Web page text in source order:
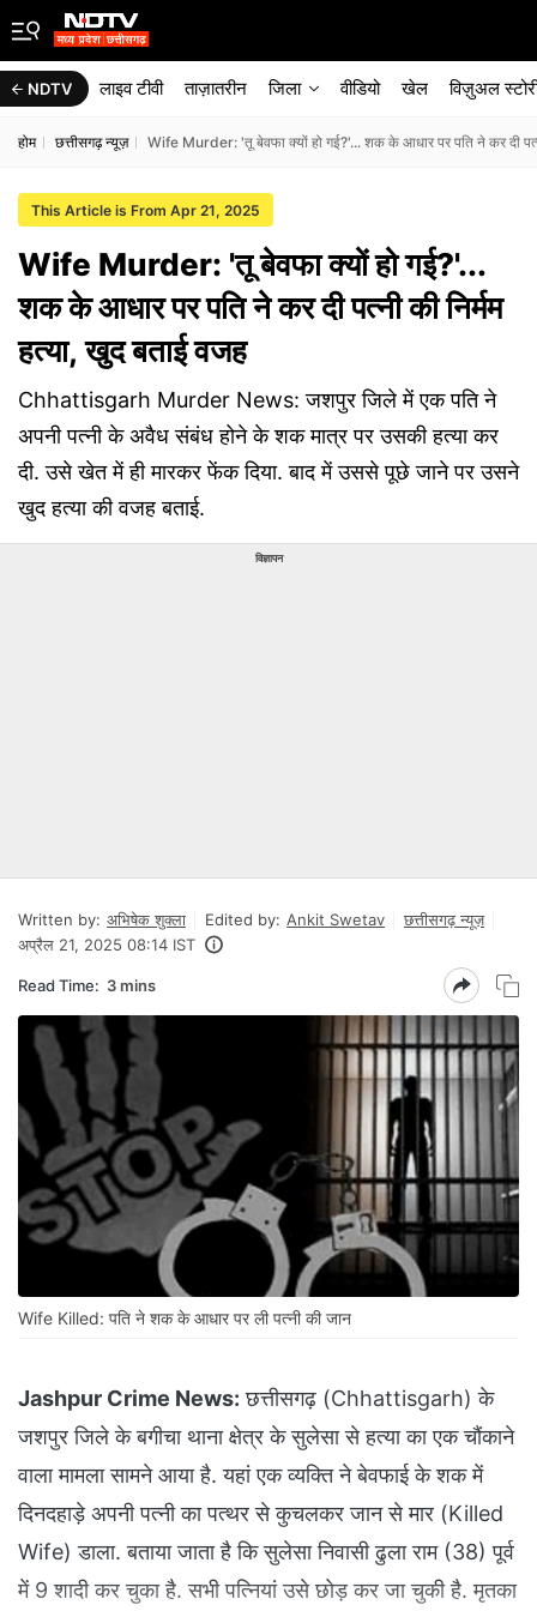
NDTV लाइव टीवी ताज़ातरीन जिला वीडियो खेल विज़ुअल
होम छत्तीसगढ़ न्यूज़ Wife Murder: 'तू बेवफा क्यों हो गई?'... शक के आधार पर पति ने कर दी
This Article is From Apr 21, 2025
Wife Murder: 'तू बेवफा क्यों हो गई?'...
शक के आधार पर पति ने कर दी पत्नी की निर्मम
हत्या, खुद बताई वजह
Chhattisgarh Murder News: जशपुर जिले में एक पति ने
अपनी पत्नी के अवैध संबंध होने के शक मात्र पर उसकी हत्या कर
दी. उसे खेत में ही मारकर फेंक दिया. बाद में उससे पूछे जाने पर उसने
खुद हत्या की वजह बताई.
विज्ञापन
Written by: अभिषेक शुक्ला Edited by: Ankit Swetav
छत्तीसगढ़ न्यूज़
अप्रैल 21, 2025 08:14 IST
Read Time: 3 mins
Wife Killed: पति ने शक के आधार पर ली पत्नी की जान
Jashpur Crime News: छत्तीसगढ़ (Chhattisgarh) के
जशपुर जिले के बगीचा थाना क्षेत्र के सुलेसा से हत्या का एक चौंकाने
वाला मामला सामने आया है. यहां एक व्यक्ति ने बेवफाई के शक में
दिनदहाड़े अपनी पत्नी का पत्थर से कुचलकर जान से मार (Killed
Wife) डाला. बताया जाता है कि सुलेसा निवासी ढुला राम (38) पूर्व
में 9 शादी कर चुका है. सभी पत्नियां उसे छोड़ कर जा चुकी है. मृतका